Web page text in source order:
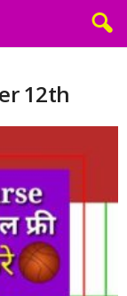
12th